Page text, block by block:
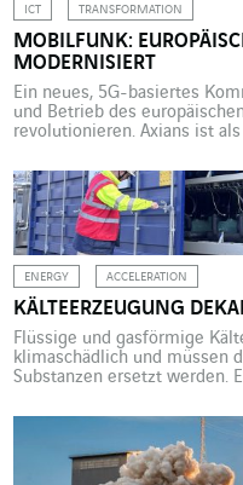
ICT TRANSFORMATION
MOBILFUNK:
MODERNISIERT
Ein neues, 5G-basiertes
und Betrieb des
revolutionieren. Axians ist
aufgestellt. Das Future
(FRMCS-5G) ist ein neues
zwanzig Jahren eingeführte
Communications-Railway
ENERGY ACCELERATION
KÄLTEERZEUGUNG
Flüssige und gasförmige
klimaschädlich und müssen
Substanzen ersetzt werden.
dennoch wirtschaftliche
Treibhausgasemissionen:
Kältetechnikverband gibt zu,
Lebensmittelindustrie, der